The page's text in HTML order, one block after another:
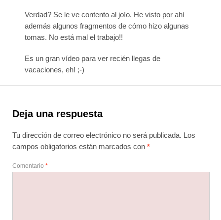
Verdad? Se le ve contento al joío. He visto por ahí
además algunos fragmentos de cómo hizo algunas
tomas. No está mal el trabajo!!
Es un gran vídeo para ver recién llegas de
vacaciones, eh! ;-)
Deja una respuesta
Tu dirección de correo electrónico no será publicada. Los
campos obligatorios están marcados con *
Comentario *